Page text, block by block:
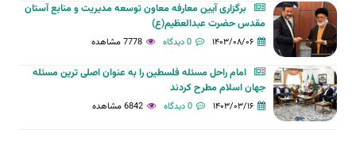
برگزاری آیین معارفه معاون توسعه مدیریت و منابع آستان‌
مقدس‌ حضرت‌ عبدالعظیم(ع)
۱۴۰۳/۰۸/۰۶ 0 دیدگاه 7778 مشاهده
امام راحل مسئله فلسطین را به عنوان اصلی ترین مسئله
جهان اسلام مطرح کردند
۱۴۰۳/۰۳/۱۶ 0 دیدگاه 6842 مشاهده